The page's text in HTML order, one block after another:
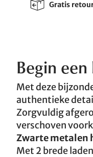
Gratis
Begin
Met deze
authentieke
Zorgvuldig
verschoven
Zwarte metalen
Met 2 brede